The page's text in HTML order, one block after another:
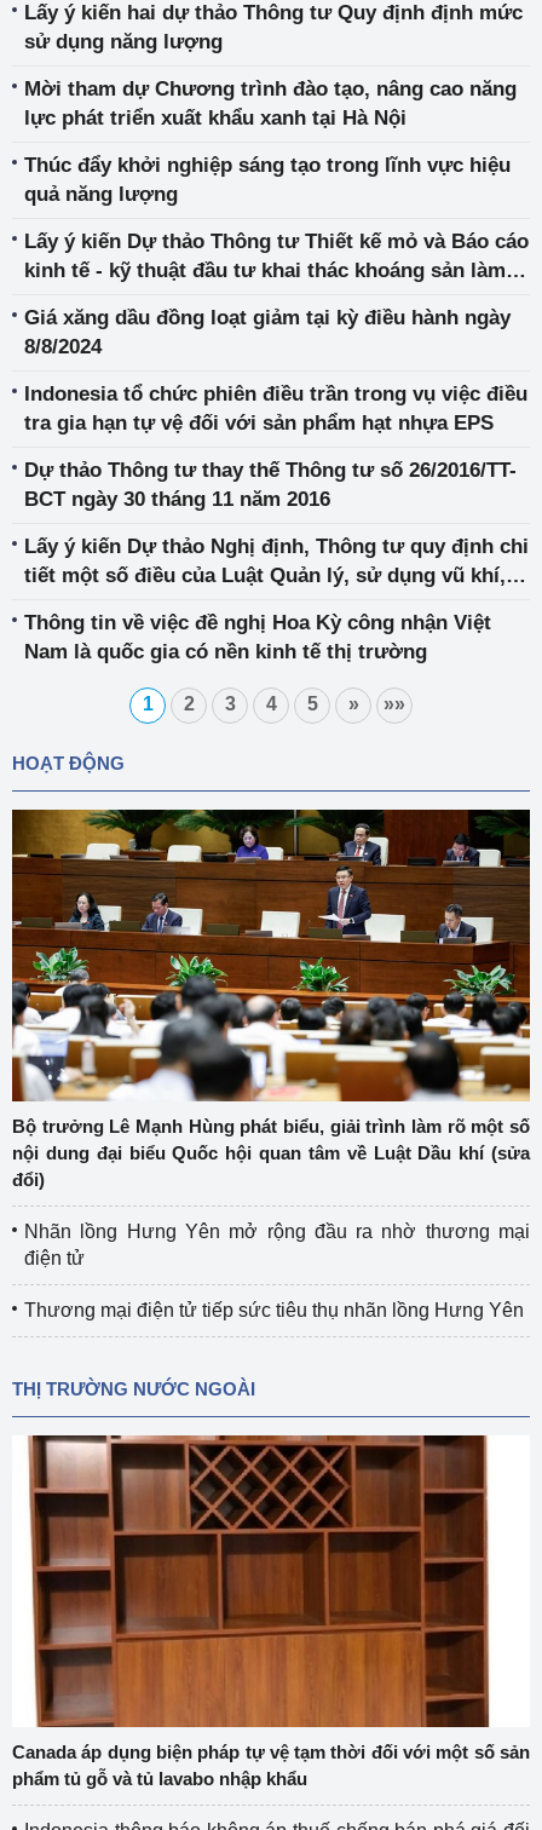
Lấy ý kiến hai dự thảo Thông tư Quy định định mức
sử dụng năng lượng
Mời tham dự Chương trình đào tạo, nâng cao năng
lực phát triển xuất khẩu xanh tại Hà Nội
Thúc đẩy khởi nghiệp sáng tạo trong lĩnh vực hiệu
quả năng lượng
Lấy ý kiến Dự thảo Thông tư Thiết kế mỏ và Báo cáo
kinh tế - kỹ thuật đầu tư khai thác khoáng sản làm
của hộ kinh doanh
Giá xăng dầu đồng loạt giảm tại kỳ điều hành ngày
8/8/2024
Indonesia tổ chức phiên điều trần trong vụ việc điều
tra gia hạn tự vệ đối với sản phẩm hạt nhựa EPS
Dự thảo Thông tư thay thế Thông tư số 26/2016/TT-
BCT ngày 30 tháng 11 năm 2016
Lấy ý kiến Dự thảo Nghị định, Thông tư quy định chi
tiết một số điều của Luật Quản lý, sử dụng vũ khí,
Thông tin về việc đề nghị Hoa Kỳ công nhận Việt
Nam là quốc gia có nền kinh tế thị trường
1 2 3 4 5 » »»
HOẠT ĐỘNG
Bộ trưởng Lê Mạnh Hùng phát biểu, giải trình làm rõ một số
nội dung đại biểu Quốc hội quan tâm về Luật Dầu khí (sửa
đổi)
Nhãn lồng Hưng Yên mở rộng đầu ra nhờ thương mại
điện tử
Thương mại điện tử tiếp sức tiêu thụ nhãn lồng Hưng Yên
THỊ TRƯỜNG NƯỚC NGOÀI
Canada áp dụng biện pháp tự vệ tạm thời đối với một số sản
phẩm tủ gỗ và tủ lavabo nhập khẩu